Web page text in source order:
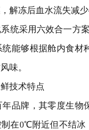
解冻后血水流失减
采用六效合一方案
能够根据舱内食材
味。
技术特点
牌，其零度生物
在0℃附近但不结